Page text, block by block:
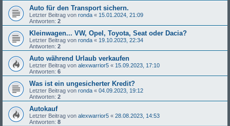
Auto für den Transport sichern.
Letzter Beitrag von ronda « 15.01.2024, 21:09
Antworten: 2
Kleinwagen... VW, Opel, Toyota, Seat oder Dacia?
Letzter Beitrag von ronda « 19.10.2023, 22:34
Antworten: 2
Auto während Urlaub verkaufen
Letzter Beitrag von alexwarrior5 « 15.09.2023, 17:10
Antworten: 6
Was ist ein ungesicherter Kredit?
Letzter Beitrag von ronda « 04.09.2023, 19:12
Antworten: 2
Autokauf
Letzter Beitrag von alexwarrior5 « 28.08.2023, 14:53
Antworten: 8